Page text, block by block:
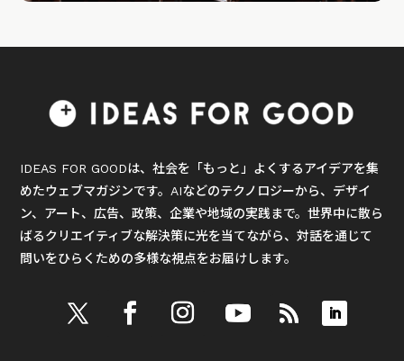
IDEAS FOR GOODは、社会を「もっと」よくするアイデアを集
めたウェブマガジンです。AIなどのテクノロジーから、デザイ
ン、アート、広告、政策、企業や地域の実践まで。世界中に散ら
ばるクリエイティブな解決策に光を当てながら、対話を通じて
問いをひらくための多様な視点をお届けします。